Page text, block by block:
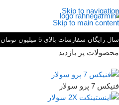
Skip to navigation
Skip to main content
رایگان سفارشات بالای 5 میلیون تومان به سراسر ایران
محصولات پر بازدید
فنیکس 7 پرو سولار